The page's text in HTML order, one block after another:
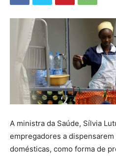
A ministra da Saúde, Sílvia
empregadores a dispensarem
domésticas, como forma de